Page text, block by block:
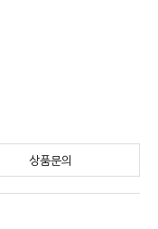
상품문의